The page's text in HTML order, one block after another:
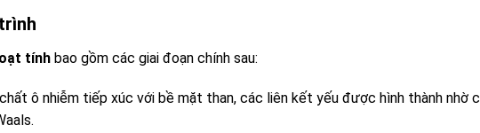
tính bao gồm các giai đoạn chính sau:
ô nhiễm tiếp xúc với bề mặt than, các liên kết yếu được hình thành nhờ